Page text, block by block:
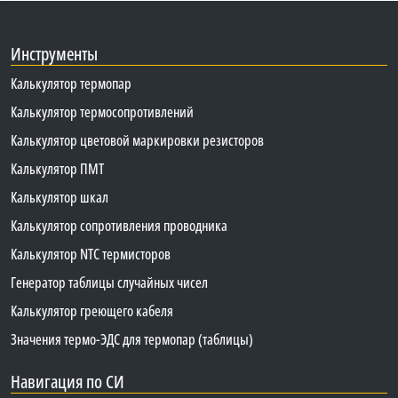
Инструменты
Калькулятор термопар
Калькулятор термосопротивлений
Калькулятор цветовой маркировки резисторов
Калькулятор ПМТ
Калькулятор шкал
Калькулятор сопротивления проводника
Калькулятор NTC термисторов
Генератор таблицы случайных чисел
Калькулятор греющего кабеля
Значения термо-ЭДС для термопар (таблицы)
Навигация по СИ